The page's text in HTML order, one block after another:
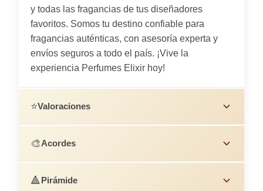
y todas las fragancias de tus diseñadores
favoritos. Somos tu destino confiable para
fragancias auténticas, con asesoría experta y
envíos seguros a todo el país. ¡Vive la
experiencia Perfumes Elixir hoy!
⭐Valoraciones
🎨Acordes
🔺Pirámide